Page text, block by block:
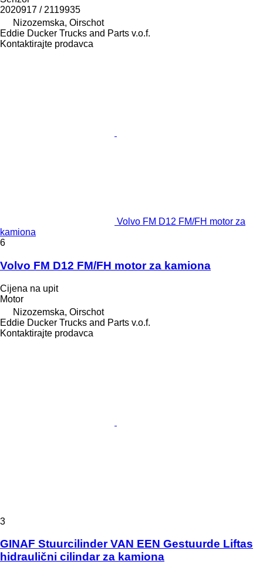
2020917 / 2119935
Nizozemska, Oirschot
Eddie Ducker Trucks and Parts v.o.f.
Kontaktirajte prodavca
Volvo FM D12 FM/FH motor za
kamiona
6
Volvo FM D12 FM/FH motor za kamiona
Cijena na upit
Motor
Nizozemska, Oirschot
Eddie Ducker Trucks and Parts v.o.f.
Kontaktirajte prodavca
3
GINAF Stuurcilinder VAN EEN Gestuurde Liftas
hidraulični cilindar za kamiona